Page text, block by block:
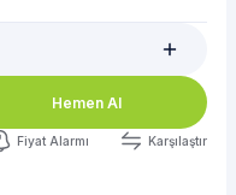
Hemen Al
Fiyat Alarmı
Karşılaştır